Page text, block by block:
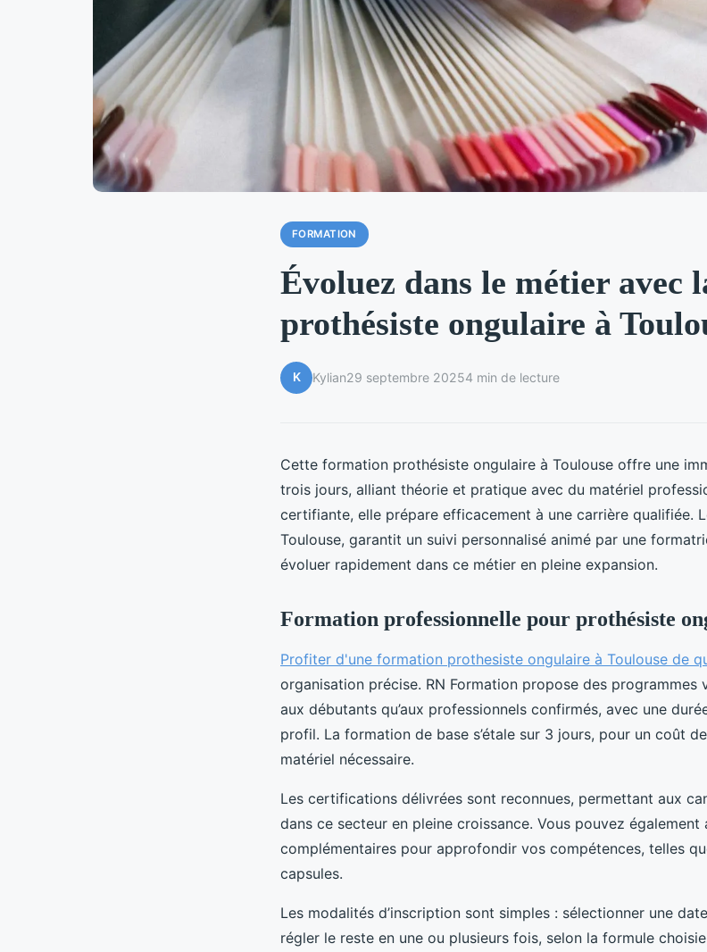
FORMATION
Évoluez dans le métier avec
prothésiste ongulaire à
K Kylian29 septembre 20254 min de lecture
Cette formation prothésiste ongulaire à Toulouse offre une
trois jours, alliant théorie et pratique avec du matériel
certifiante, elle prépare efficacement à une carrière qualifiée.
Toulouse, garantit un suivi personnalisé animé par une
évoluer rapidement dans ce métier en pleine expansion.
Formation professionnelle pour prothésiste
Profiter d'une formation prothesiste ongulaire à Toulouse de
organisation précise. RN Formation propose des programmes
aux débutants qu’aux professionnels confirmés, avec une
profil. La formation de base s’étale sur 3 jours, pour un coût
matériel nécessaire.
Les certifications délivrées sont reconnues, permettant aux
dans ce secteur en pleine croissance. Vous pouvez
complémentaires pour approfondir vos compétences, telles
capsules.
Les modalités d’inscription sont simples : sélectionner une
régler le reste en une ou plusieurs fois, selon la formule